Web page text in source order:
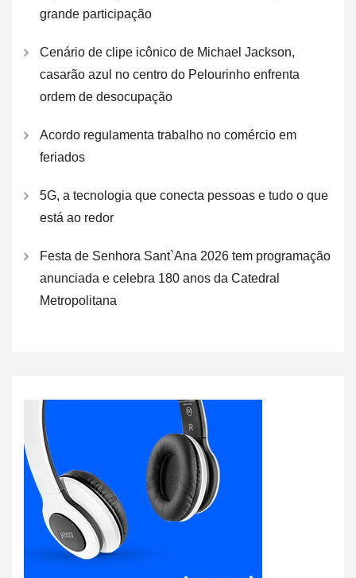
grande participação
Cenário de clipe icônico de Michael Jackson,
casarão azul no centro do Pelourinho enfrenta
ordem de desocupação
Acordo regulamenta trabalho no comércio em
feriados
5G, a tecnologia que conecta pessoas e tudo o que
está ao redor
Festa de Senhora Sant`Ana 2026 tem programação
anunciada e celebra 180 anos da Catedral
Metropolitana